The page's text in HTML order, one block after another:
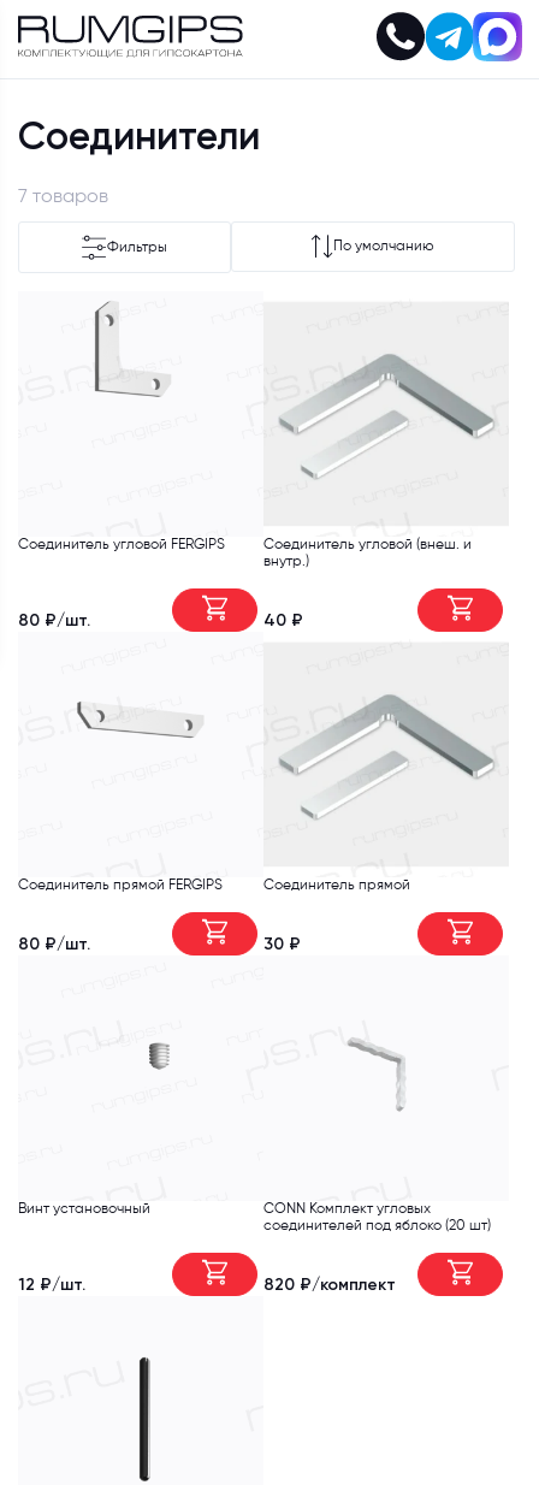
Соединители
7 товаров
Фильтры По умолчанию
Соединитель угловой FERGIPS
80 ₽/шт.
Соединитель угловой (внеш. и
внутр.)
40 ₽
Соединитель прямой FERGIPS
80 ₽/шт.
Соединитель прямой
30 ₽
Винт установочный
12 ₽/шт.
CONN Комплект угловых
соединителей под яблоко (20 шт)
820 ₽/комплект